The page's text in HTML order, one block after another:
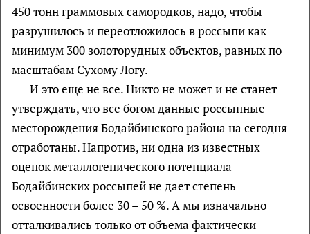
450 тонн граммовых самородков, надо, чтобы
разрушилось и переотложилось в россыпи как
минимум 300 золоторудных объектов, равных по
масштабам Сухому Логу.
И это еще не все. Никто не может и не станет
утверждать, что все богом данные россыпные
месторождения Бодайбинского района на сегодня
отработаны. Напротив, ни одна из известных
оценок металлогенического потенциала
Бодайбинских россыпей не дает степень
освоенности более 30 – 50 %. А мы изначально
отталкивались только от объема фактически